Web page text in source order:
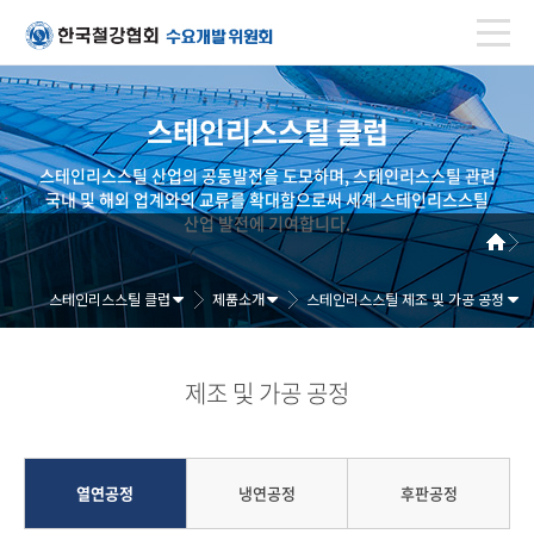
스테인리스스틸 클럽
스테인리스스틸 산업의 공동발전을 도모하며, 스테인리스스틸 관련
국내 및 해외 업계와의 교류를 확대함으로써 세계 스테인리스스틸
산업 발전에 기여합니다.
스테인리스스틸 클럽 제품소개 스테인리스스틸 제조 및 가공 공정
제조 및 가공 공정
열연공정 냉연공정 후판공정